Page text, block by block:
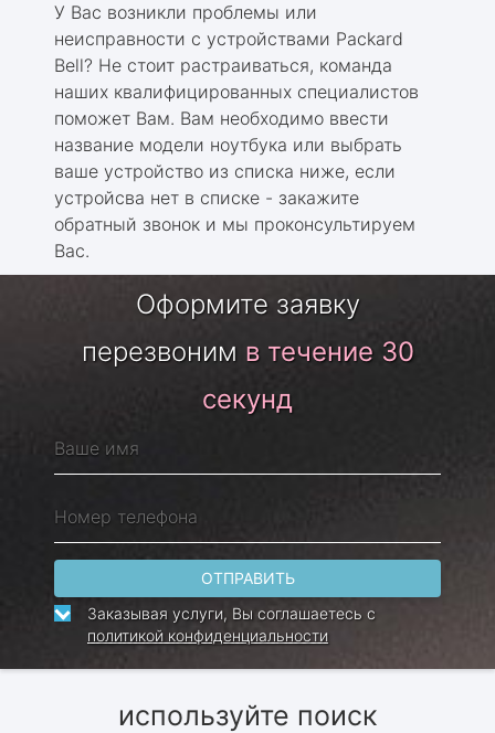
У Вас возникли проблемы или
неисправности с устройствами Packard
Bell? Не стоит растраиваться, команда
наших квалифицированных специалистов
поможет Вам. Вам необходимо ввести
название модели ноутбука или выбрать
ваше устройство из списка ниже, если
устройсва нет в списке - закажите
обратный звонок и мы проконсультируем
Вас.
Оформите заявку
перезвоним в течение 30
секунд
ОТПРАВИТЬ
Заказывая услуги, Вы соглашаетесь с
политикой конфиденциальности
используйте поиск